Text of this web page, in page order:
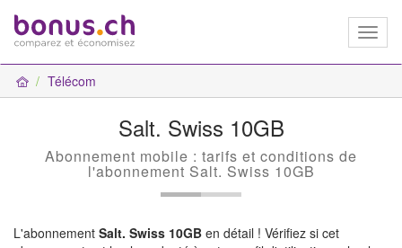
Télécom
Salt. Swiss 10GB
Abonnement mobile : tarifs et conditions de
l'abonnement Salt. Swiss 10GB
L'abonnement Salt. Swiss 10GB en détail ! Vérifiez si cet